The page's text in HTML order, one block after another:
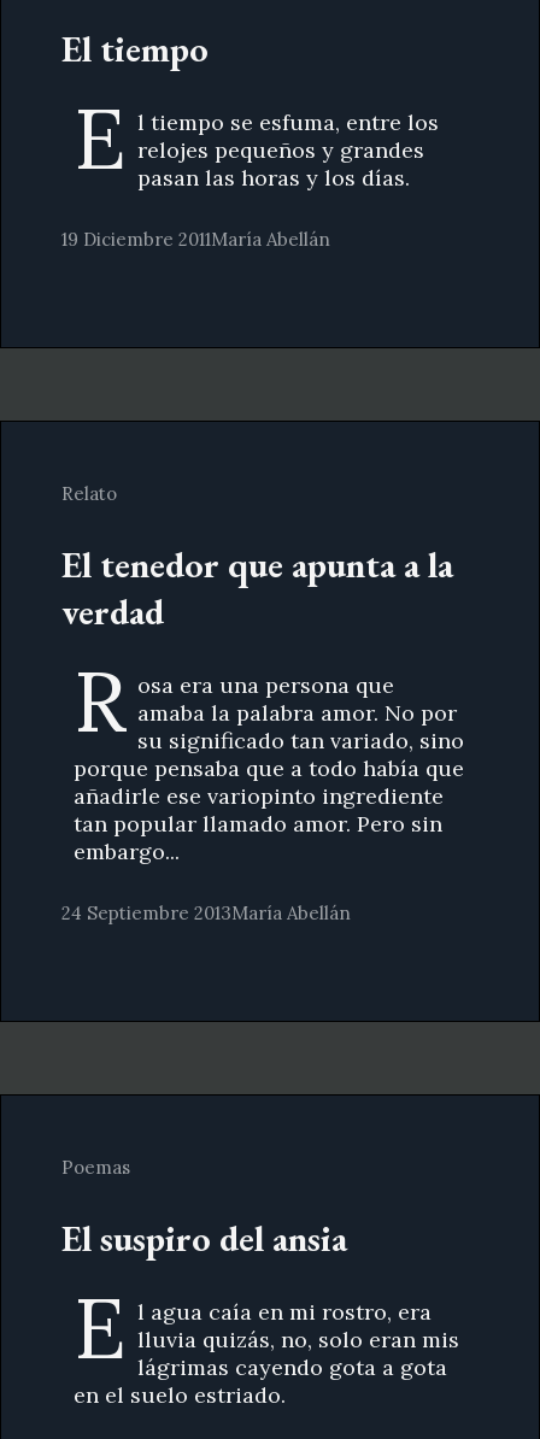
El tiempo
E l tiempo se esfuma, entre los
relojes pequeños y grandes
pasan las horas y los días.
19 Diciembre 2011María Abellán
Relato
El tenedor que apunta a la
verdad
R osa era una persona que
amaba la palabra amor. No por
su significado tan variado, sino
porque pensaba que a todo había que
añadirle ese variopinto ingrediente
tan popular llamado amor. Pero sin
embargo...
24 Septiembre 2013María Abellán
Poemas
El suspiro del ansia
E l agua caía en mi rostro, era
lluvia quizás, no, solo eran mis
lágrimas cayendo gota a gota
en el suelo estriado.